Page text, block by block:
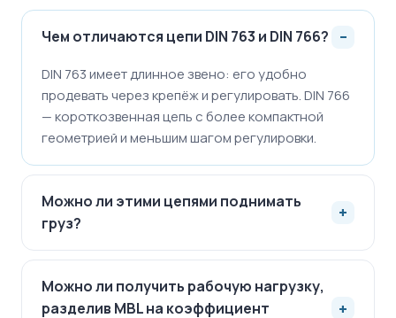
Чем отличаются цепи DIN 763 и DIN 766?
DIN 763 имеет длинное звено: его удобно
продевать через крепёж и регулировать. DIN 766
— короткозвенная цепь с более компактной
геометрией и меньшим шагом регулировки.
Можно ли этими цепями поднимать
груз?
Можно ли получить рабочую нагрузку,
разделив MBL на коэффициент